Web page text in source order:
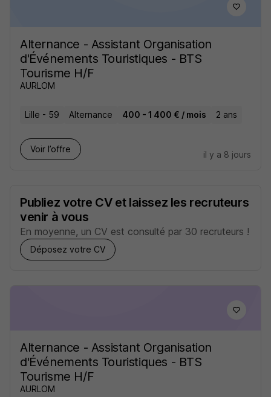
Alternance - Assistant Organisation
d'Événements Touristiques - BTS
Tourisme H/F
AURLOM
Lille - 59 Alternance 400 - 1 400 € / mois 2 ans
Voir l’offre
il y a 8 jours
Publiez votre CV et laissez les recruteurs
venir à vous
En moyenne, un CV est consulté par 30 recruteurs !
Déposez votre CV
Alternance - Assistant Organisation
d'Événements Touristiques - BTS
Tourisme H/F
AURLOM